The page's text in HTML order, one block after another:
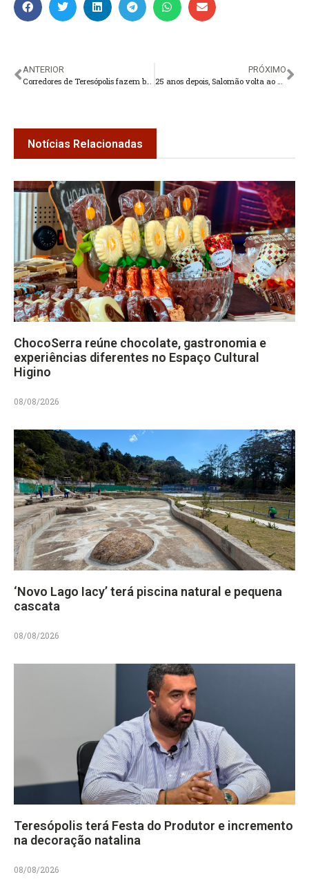
ANTERIOR
PRÓXIMO
Notícias Relacionadas
ChocoSerra reúne chocolate, gastronomia e
experiências diferentes no Espaço Cultural
Higino
08/08/2026
‘Novo Lago Iacy’ terá piscina natural e pequena
cascata
08/08/2026
Teresópolis terá Festa do Produtor e incremento
na decoração natalina
08/08/2026